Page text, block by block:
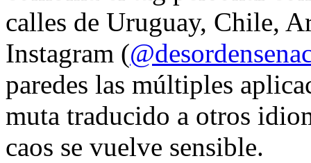
calles de Uruguay, Chile,
Instagram (
paredes las múltiples
muta traducido a otros
caos se vuelve sensible.